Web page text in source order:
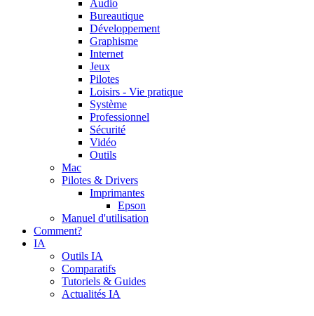
Audio
Bureautique
Développement
Graphisme
Internet
Jeux
Pilotes
Loisirs - Vie pratique
Système
Professionnel
Sécurité
Vidéo
Outils
Mac
Pilotes & Drivers
Imprimantes
Epson
Manuel d'utilisation
Comment?
IA
Outils IA
Comparatifs
Tutoriels & Guides
Actualités IA